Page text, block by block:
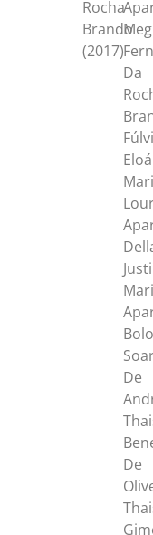
Rocha
Brando
(2017)
Da
Eloá
De
De